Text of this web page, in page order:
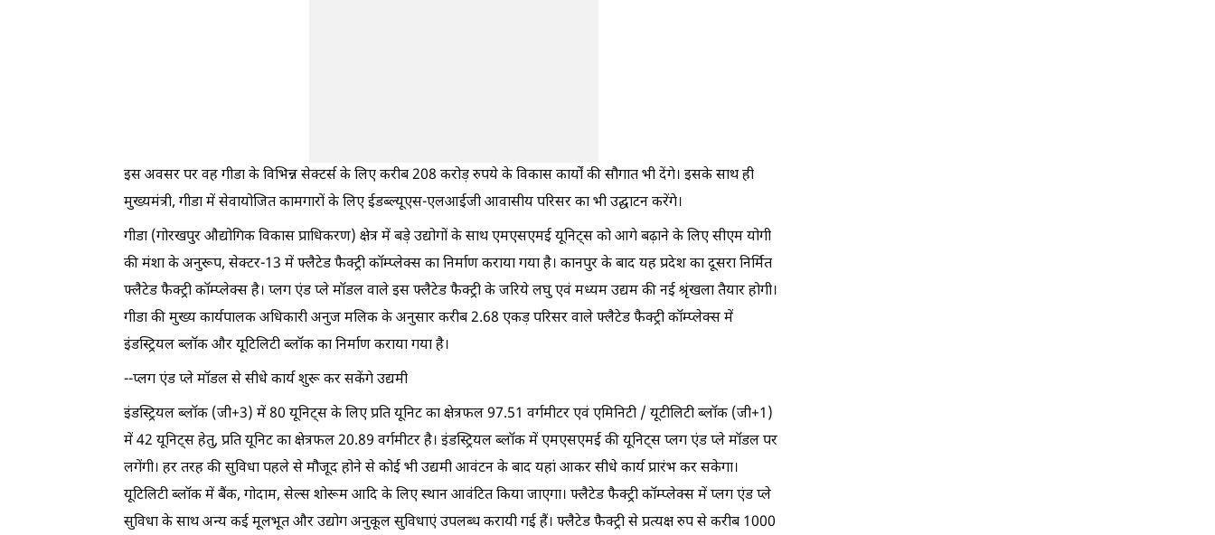
इस अवसर पर वह गीडा के विभिन्न सेक्टर्स के लिए करीब 208 करोड़ रुपये के विकास कार्यों की सौगात भी देंगे। इसके साथ ही
मुख्यमंत्री, गीडा में सेवायोजित कामगारों के लिए ईडब्ल्यूएस-एलआईजी आवासीय परिसर का भी उद्घाटन करेंगे।
गीडा (गोरखपुर औद्योगिक विकास प्राधिकरण) क्षेत्र में बड़े उद्योगों के साथ एमएसएमई यूनिट्स को आगे बढ़ाने के लिए सीएम योगी
की मंशा के अनुरूप, सेक्टर-13 में फ्लैटेड फैक्ट्री कॉम्प्लेक्स का निर्माण कराया गया है। कानपुर के बाद यह प्रदेश का दूसरा निर्मित
फ्लैटेड फैक्ट्री कॉम्प्लेक्स है। प्लग एंड प्ले मॉडल वाले इस फ्लैटेड फैक्ट्री के जरिये लघु एवं मध्यम उद्यम की नई श्रृंखला तैयार होगी।
गीडा की मुख्य कार्यपालक अधिकारी अनुज मलिक के अनुसार करीब 2.68 एकड़ परिसर वाले फ्लैटेड फैक्ट्री कॉम्प्लेक्स में
इंडस्ट्रियल ब्लॉक और यूटिलिटी ब्लॉक का निर्माण कराया गया है।
--प्लग एंड प्ले मॉडल से सीधे कार्य शुरू कर सकेंगे उद्यमी
इंडस्ट्रियल ब्लॉक (जी+3) में 80 यूनिट्स के लिए प्रति यूनिट का क्षेत्रफल 97.51 वर्गमीटर एवं एमिनिटी / यूटीलिटी ब्लॉक (जी+1)
में 42 यूनिट्स हेतु, प्रति यूनिट का क्षेत्रफल 20.89 वर्गमीटर है। इंडस्ट्रियल ब्लॉक में एमएसएमई की यूनिट्स प्लग एंड प्ले मॉडल पर
लगेंगी। हर तरह की सुविधा पहले से मौजूद होने से कोई भी उद्यमी आवंटन के बाद यहां आकर सीधे कार्य प्रारंभ कर सकेगा।
यूटिलिटी ब्लॉक में बैंक, गोदाम, सेल्स शोरूम आदि के लिए स्थान आवंटित किया जाएगा। फ्लैटेड फैक्ट्री कॉम्प्लेक्स में प्लग एंड प्ले
सुविधा के साथ अन्य कई मूलभूत और उद्योग अनुकूल सुविधाएं उपलब्ध करायी गई हैं। फ्लैटेड फैक्ट्री से प्रत्यक्ष रुप से करीब 1000